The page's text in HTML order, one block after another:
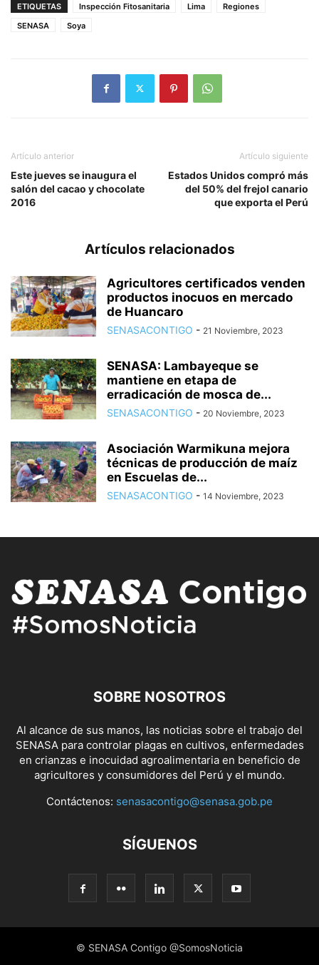
ETIQUETAS Inspección Fitosanitaria Lima
Regiones
SENASA
Soya
Artículo anterior
Este jueves se inaugura el
salón del cacao y chocolate
2016
Artículo siguiente
Estados Unidos compró más
del 50% del frejol canario
que exporta el Perú
Artículos relacionados
Agricultores certificados venden
productos inocuos en mercado
de Huancaro
SENASACONTIGO - 21 Noviembre, 2023
SENASA: Lambayeque se
mantiene en etapa de
erradicación de mosca de...
SENASACONTIGO - 20 Noviembre, 2023
Asociación Warmikuna mejora
técnicas de producción de maíz
en Escuelas de...
SENASACONTIGO - 14 Noviembre, 2023
SOBRE NOSOTROS
Al alcance de sus manos, las noticias sobre el trabajo del
SENASA para controlar plagas en cultivos, enfermedades
en crianzas e inocuidad agroalimentaria en beneficio de
agricultores y consumidores del Perú y el mundo.
Contáctenos: senasacontigo@senasa.gob.pe
SÍGUENOS
© SENASA Contigo @SomosNoticia